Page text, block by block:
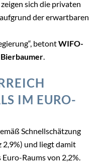
sich die privaten
der erwartbaren
betontWIFO-
.
IM EURO-
Schnellschätzung
und liegt damit
Raums von 2,2%.